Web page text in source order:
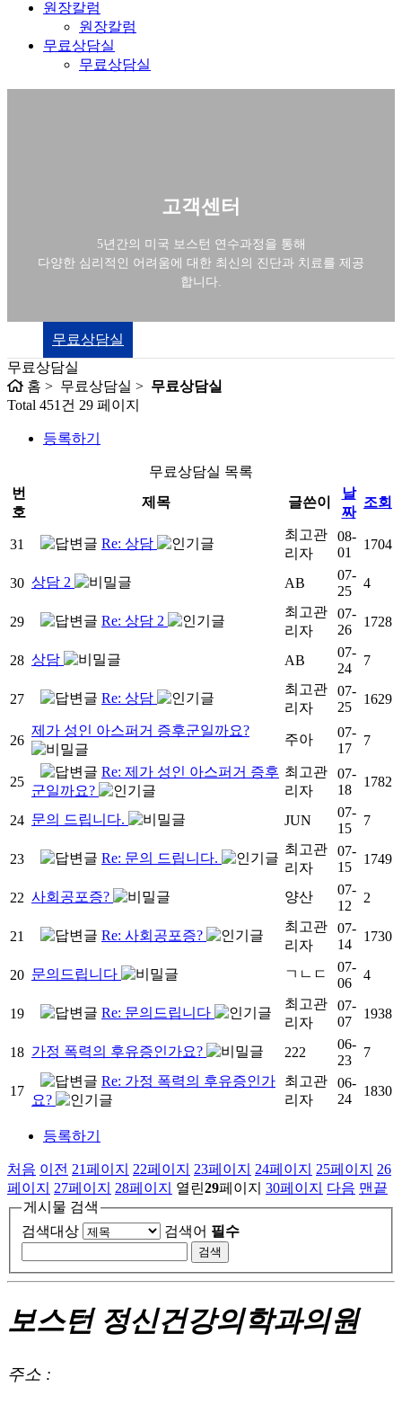
원장칼럼
원장칼럼
무료상담실
무료상담실
무료상담실
고객센터
5년간의 미국 보스턴 연수과정을 통해
다양한 심리적인 어려움에 대한 최신의 진단과 치료를 제공
합니다.
무료상담실
홈 > 무료상담실 > 무료상담실
Total 451건 29 페이지
등록하기
무료상담실 목록
번
호
제목 글쓴이
날
짜
조회
31 Re: 상담
최고관
리자
08-
01
1704
30 상담 2 AB
07-
25
4
29 Re: 상담 2
최고관
리자
07-
26
1728
28 상담 AB
07-
24
7
27 Re: 상담
최고관
리자
07-
25
1629
26
제가 성인 아스퍼거 증후군일까요?
주아
07-
17
7
25
Re: 제가 성인 아스퍼거 증후
군일까요?
최고관
리자
07-
18
1782
24 문의 드립니다. JUN
07-
15
7
23 Re: 문의 드립니다.
최고관
리자
07-
15
1749
22 사회공포증? 양산
07-
12
2
21 Re: 사회공포증?
최고관
리자
07-
14
1730
20 문의드립니다 ㄱㄴㄷ
07-
06
4
19 Re: 문의드립니다
최고관
리자
07-
07
1938
18 가정 폭력의 후유증인가요? 222
06-
23
7
17
Re: 가정 폭력의 후유증인가
요?
최고관
리자
06-
24
1830
등록하기
처음 이전 21페이지 22페이지 23페이지 24페이지 25페이지
26
페이지
27페이지 28페이지 열린29페이지 30페이지 다음 맨끝
게시물 검색
검색대상
검색어 필수
보스턴 정신건강의학과의원
주소 :